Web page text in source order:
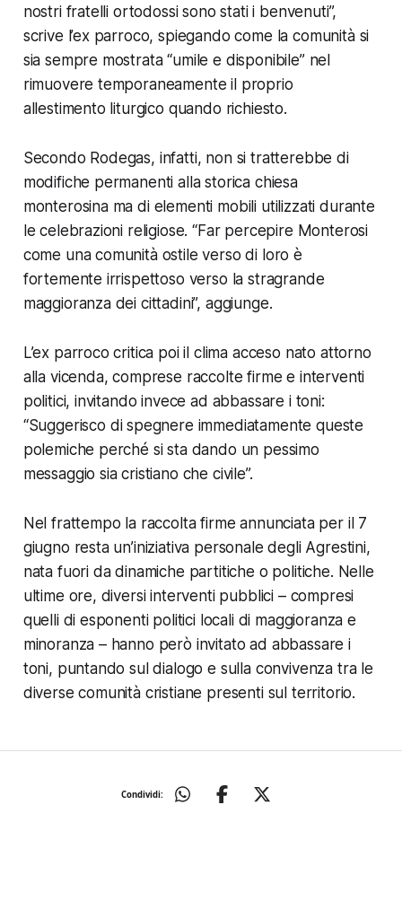
nostri fratelli ortodossi sono stati i benvenuti”,
scrive l’ex parroco, spiegando come la comunità si
sia sempre mostrata “umile e disponibile” nel
rimuovere temporaneamente il proprio
allestimento liturgico quando richiesto.
Secondo Rodegas, infatti, non si tratterebbe di
modifiche permanenti alla storica chiesa
monterosina ma di elementi mobili utilizzati durante
le celebrazioni religiose. “Far percepire Monterosi
come una comunità ostile verso di loro è
fortemente irrispettoso verso la stragrande
maggioranza dei cittadini”, aggiunge.
L’ex parroco critica poi il clima acceso nato attorno
alla vicenda, comprese raccolte firme e interventi
politici, invitando invece ad abbassare i toni:
“Suggerisco di spegnere immediatamente queste
polemiche perché si sta dando un pessimo
messaggio sia cristiano che civile”.
Nel frattempo la raccolta firme annunciata per il 7
giugno resta un’iniziativa personale degli Agrestini,
nata fuori da dinamiche partitiche o politiche. Nelle
ultime ore, diversi interventi pubblici – compresi
quelli di esponenti politici locali di maggioranza e
minoranza – hanno però invitato ad abbassare i
toni, puntando sul dialogo e sulla convivenza tra le
diverse comunità cristiane presenti sul territorio.
Condividi: